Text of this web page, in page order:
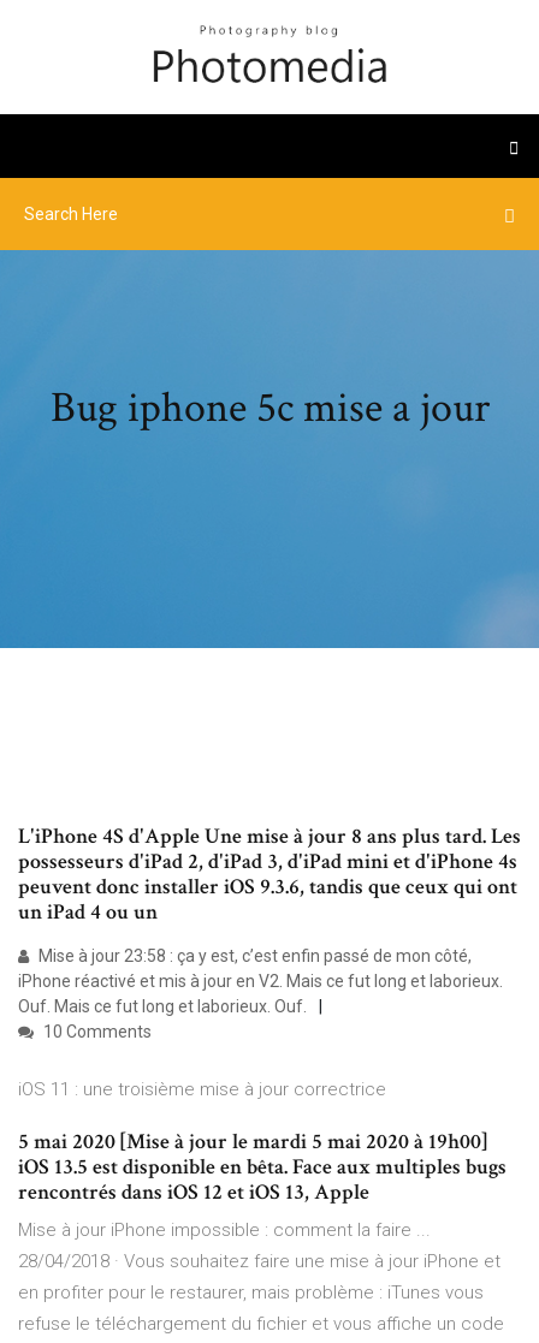
Bug iphone 5c mise a jour
L'iPhone 4S d'Apple Une mise à jour 8 ans plus tard. Les
possesseurs d'iPad 2, d'iPad 3, d'iPad mini et d'iPhone 4s
peuvent donc installer iOS 9.3.6, tandis que ceux qui ont
un iPad 4 ou un
Mise à jour 23:58 : ça y est, c’est enfin passé de mon côté,
iPhone réactivé et mis à jour en V2. Mais ce fut long et laborieux.
Ouf. Mais ce fut long et laborieux. Ouf.
10 Comments
iOS 11 : une troisième mise à jour correctrice
5 mai 2020 [Mise à jour le mardi 5 mai 2020 à 19h00]
iOS 13.5 est disponible en bêta. Face aux multiples bugs
rencontrés dans iOS 12 et iOS 13, Apple
Mise à jour iPhone impossible : comment la faire ...
28/04/2018 · Vous souhaitez faire une mise à jour iPhone et
en profiter pour le restaurer, mais problème : iTunes vous
refuse le téléchargement du fichier et vous affiche un code